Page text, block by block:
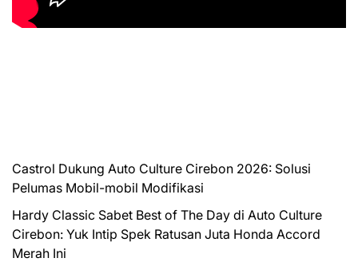
Castrol Dukung Auto Culture Cirebon 2026: Solusi
Pelumas Mobil-mobil Modifikasi
Hardy Classic Sabet Best of The Day di Auto Culture
Cirebon: Yuk Intip Spek Ratusan Juta Honda Accord
Merah Ini